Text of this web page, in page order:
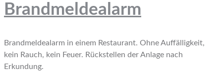
Brandmeldealarm
Brandmeldealarm in einem Restaurant. Ohne Auffälligkeit,
kein Rauch, kein Feuer. Rückstellen der Anlage nach
Erkundung.